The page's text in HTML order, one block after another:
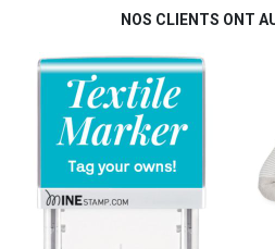
NOS CLIENTS ONT